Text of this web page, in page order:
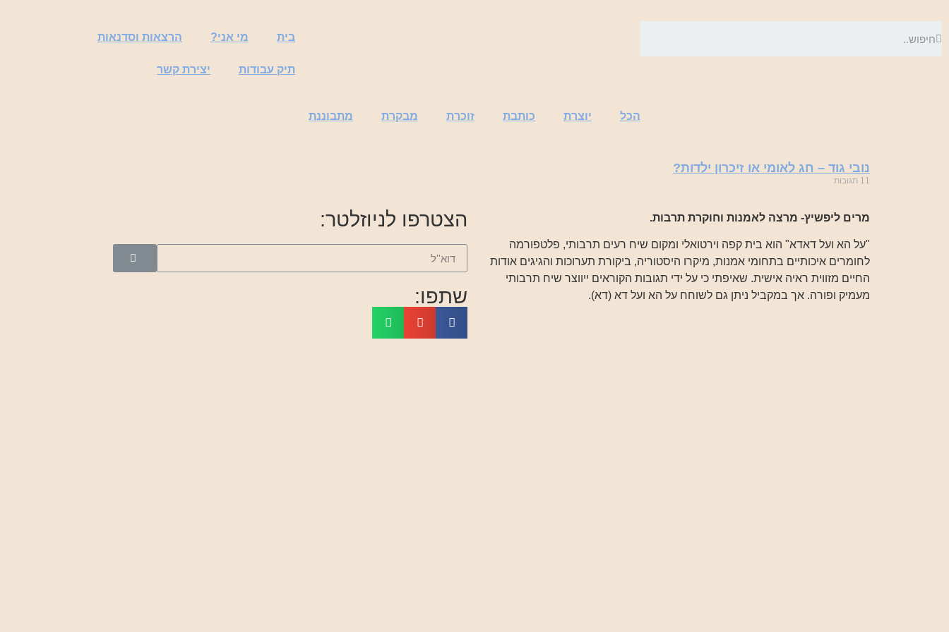
בית מי אני? הרצאות וסדנאות
תיק עבודות יצירת קשר
הכל יוצרת כותבת זוכרת מבקרת מתבוננת
נובי גוד – חג לאומי או זיכרון ילדות?
11 תגובות
מרים ליפשיץ- מרצה לאמנות וחוקרת תרבות.
"על הא ועל דאדא" הוא בית קפה וירטואלי ומקום שיח רעים תרבותי, פלטפורמה
לחומרים איכותיים בתחומי אמנות, מיקרו היסטוריה, ביקורת תערוכות והגיגים אודות
החיים מזווית ראיה אישית. שאיפתי כי על ידי תגובות הקוראים ייווצר שיח תרבותי
מעמיק ופורה. אך במקביל ניתן גם לשוחח על הא ועל דא (דא).
הצטרפו לניוזלטר:
שתפו: